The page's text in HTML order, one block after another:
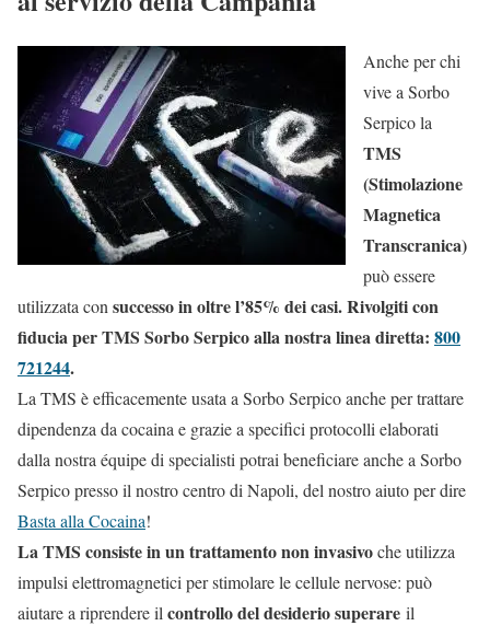
Anche per chi
vive a Sorbo
Serpico la
TMS
(Stimolazione
Magnetica
Transcranica)
può essere
utilizzata con successo in oltre l’85% dei casi. Rivolgiti con
fiducia per TMS Sorbo Serpico alla nostra linea diretta: 800
721244.
La TMS è efficacemente usata a Sorbo Serpico anche per trattare
dipendenza da cocaina e grazie a specifici protocolli elaborati
dalla nostra équipe di specialisti potrai beneficiare anche a Sorbo
Serpico presso il nostro centro di Napoli, del nostro aiuto per dire
Basta alla Cocaina!
La TMS consiste in un trattamento non invasivoche utilizza
impulsi elettromagnetici per stimolare le cellule nervose: può
aiutare a riprendere il controllo del desiderio superare il